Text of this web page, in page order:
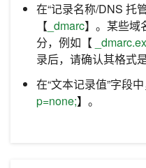
在“记录名称/DNS 托
【 _dmarc】。某些域
分，例如【
录后，请确认其格式
在“文本记录值”字段
p=none;】 。